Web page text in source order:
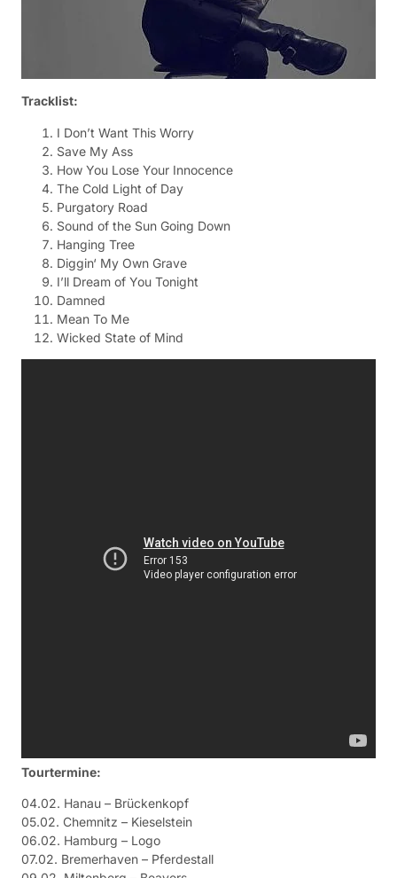
Tracklist:
I Don’t Want This Worry
Save My Ass
How You Lose Your Innocence
The Cold Light of Day
Purgatory Road
Sound of the Sun Going Down
Hanging Tree
Diggin‘ My Own Grave
I’ll Dream of You Tonight
Damned
Mean To Me
Wicked State of Mind
Tourtermine:
04.02. Hanau – Brückenkopf
05.02. Chemnitz – Kieselstein
06.02. Hamburg – Logo
07.02. Bremerhaven – Pferdestall